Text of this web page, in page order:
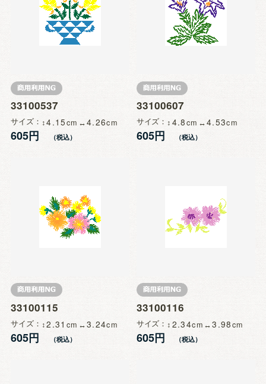
33100537
サイズ 4.15 4.26
605円
33100607
サイズ 4.8 4.53
605円
33100115
サイズ 2.31 3.24
605円
33100116
サイズ 2.34 3.98
605円